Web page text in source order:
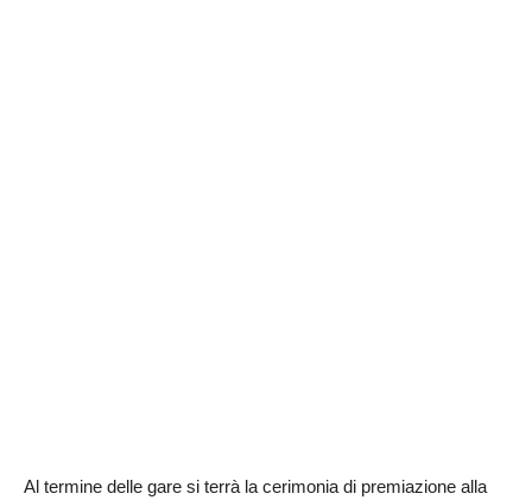
Al termine delle gare si terrà la cerimonia di premiazione alla